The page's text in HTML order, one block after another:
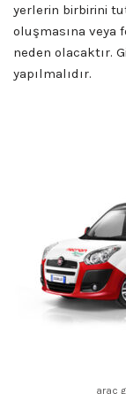
yerlerin birbirini
oluşmasına veya
neden olacaktır.
yapılmalıdır.
araç